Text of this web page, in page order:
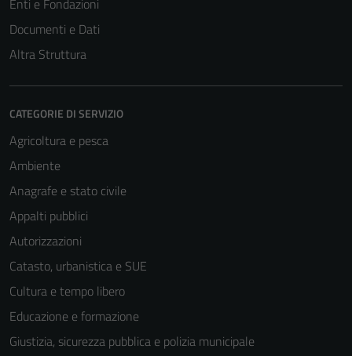
Enti e Fondazioni
Documenti e Dati
Altra Struttura
CATEGORIE DI SERVIZIO
Agricoltura e pesca
Ambiente
Anagrafe e stato civile
Appalti pubblici
Autorizzazioni
Catasto, urbanistica e SUE
Cultura e tempo libero
Educazione e formazione
Giustizia, sicurezza pubblica e polizia municipale